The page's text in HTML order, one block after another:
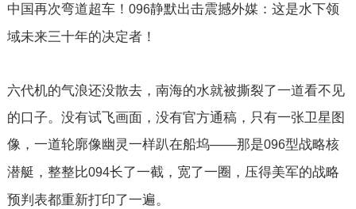
中国再次弯道超车！ 096静默出击震撼外媒：这是水下领
域未来三十年的决定者！
六代机的气浪还没散去，南海的水就被撕裂了一道看不见
的口子。没有试飞画面，没有官方通稿，只有一张卫星图
像，一道轮廓像幽灵一样趴在船坞——那是096型战略核
潜艇，整整比094长了一截，宽了一圈，压得美军的战略
预判表都重新打印了一遍。